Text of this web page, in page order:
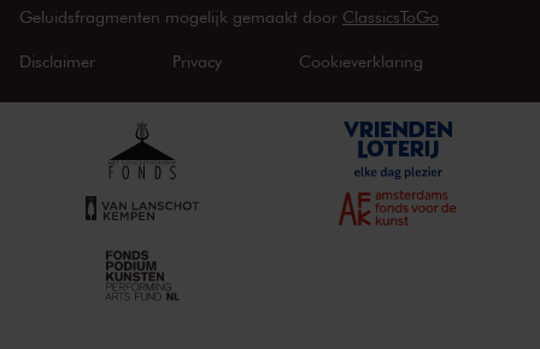
Geluidsfragmenten mogelijk gemaakt door ClassicsToGo
Disclaimer Privacy Cookieverklaring